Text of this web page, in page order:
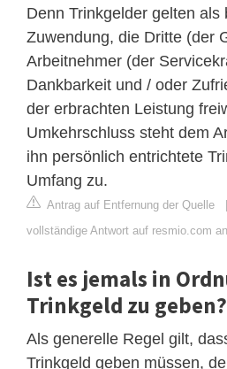
Denn Trinkgelder gelten als
Zuwendung, die Dritte (der
Arbeitnehmer (der
Dankbarkeit und / oder
der erbrachten Leistung
Umkehrschluss steht dem
ihn persönlich entrichtete
Umfang zu.
Antrag auf Entfernung der Quelle
vollständige Antwort auf resmio.com an
Ist es jemals in
Trinkgeld zu geben?
Als generelle Regel gilt,
Trinkgeld geben müssen,